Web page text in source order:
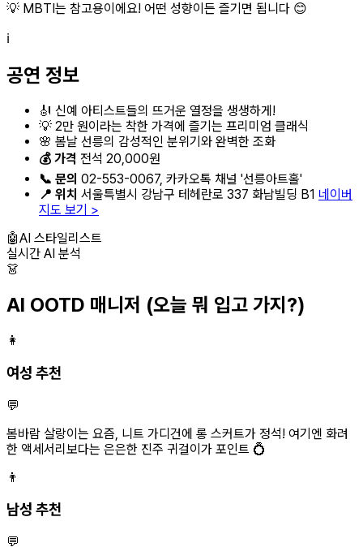
💡 MBTI는 참고용이에요! 어떤 성향이든 즐기면 됩니다 😊
ℹ️
공연 정보
🎻 신예 아티스트들의 뜨거운 열정을 생생하게!
💡 2만 원이라는 착한 가격에 즐기는 프리미엄 클래식
🌸 봄날 선릉의 감성적인 분위기와 완벽한 조화
💰 가격 전석 20,000원
📞 문의 02-553-0067, 카카오톡 채널 '선릉아트홀'
📍 위치 서울특별시 강남구 테헤란로 337 화남빌딩 B1 네이버
지도 보기 >
🤖AI 스타일리스트
실시간 AI 분석
👗
AI OOTD 매니저 (오늘 뭐 입고 가지?)
👩
여성 추천
💬
봄바람 살랑이는 요즘, 니트 가디건에 롱 스커트가 정석! 여기엔 화려
한 액세서리보다는 은은한 진주 귀걸이가 포인트 💍
👨
남성 추천
💬